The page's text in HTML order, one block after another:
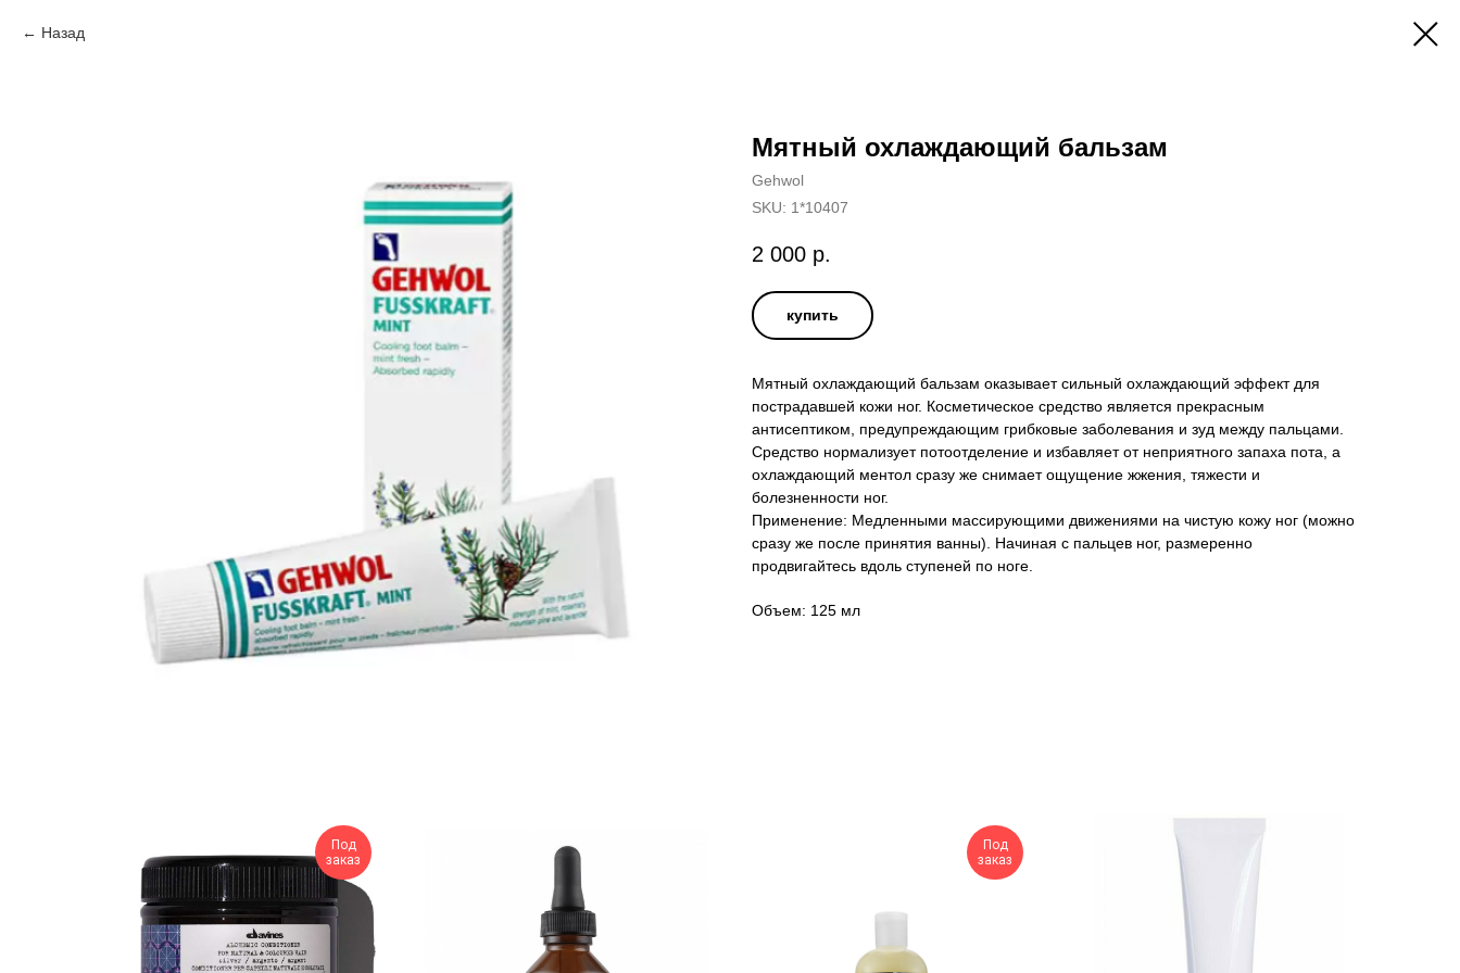
Назад
Мятный охлаждающий бальзам
Gehwol
SKU: 1*10407
2 000 р.
купить
Мятный охлаждающий бальзам оказывает сильный охлаждающий эффект для
пострадавшей кожи ног. Косметическое средство является прекрасным
антисептиком, предупреждающим грибковые заболевания и зуд между пальцами.
Средство нормализует потоотделение и избавляет от неприятного запаха пота, а
охлаждающий ментол сразу же снимает ощущение жжения, тяжести и
болезненности ног.
Применение: Медленными массирующими движениями на чистую кожу ног (можно
сразу же после принятия ванны). Начиная с пальцев ног, размеренно
продвигайтесь вдоль ступеней по ноге.
Объем: 125 мл
Под
заказ
Под
заказ